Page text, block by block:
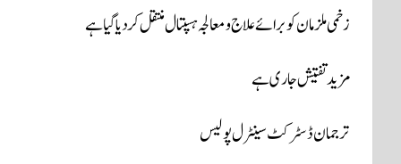
زخمی ملزمان کو برائے علاج و معالجہ ہسپتال منتقل کر دیا گیا ہے
مزید تفتیش جاری ہے
ترجمان ڈسٹرکٹ سینٹرل پولیس